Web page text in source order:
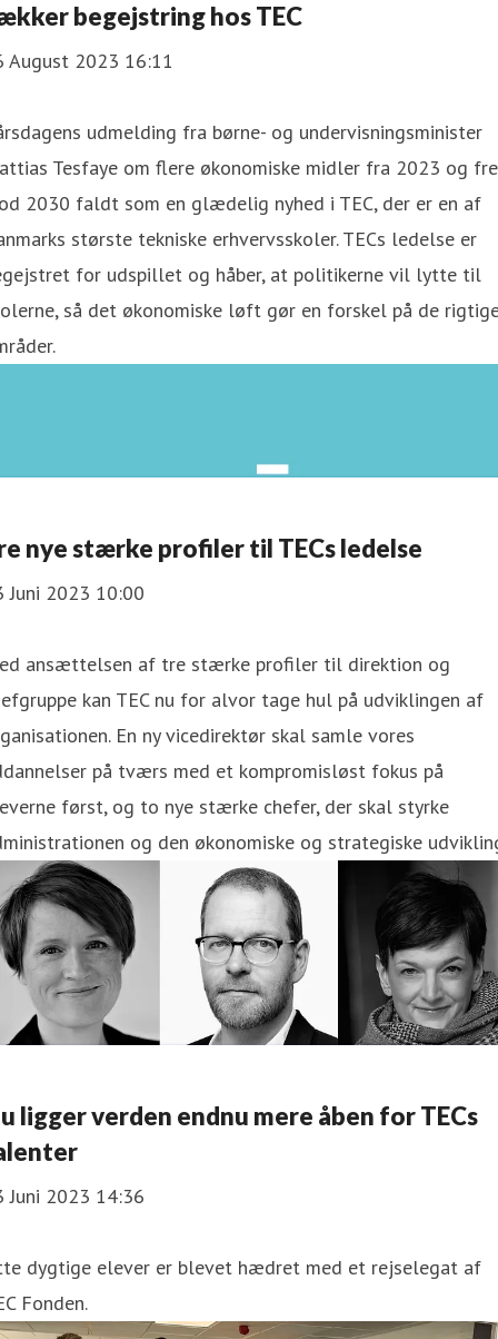
begejstring hos TEC
August 2023 16:11
udmelding fra børne- og undervisningsminister
Tesfaye om flere økonomiske midler fra 2023 og
2030 faldt som en glædelig nyhed i TEC, der er en af
største tekniske erhvervsskoler. TECs ledelse er
for udspillet og håber, at politikerne vil lytte til
så det økonomiske løft gør en forskel på de
nye stærke profiler til TECs ledelse
Juni 2023 10:00
ansættelsen af tre stærke profiler til direktion og
kan TEC nu for alvor tage hul på udviklingen af
En ny vicedirektør skal samle vores
på tværs med et kompromisløst fokus på
først, og to nye stærke chefer, der skal styrke
og den økonomiske og strategiske
ligger verden endnu mere åben for TECs
Juni 2023 14:36
dygtige elever er blevet hædret med et rejselegat af
Fonden.